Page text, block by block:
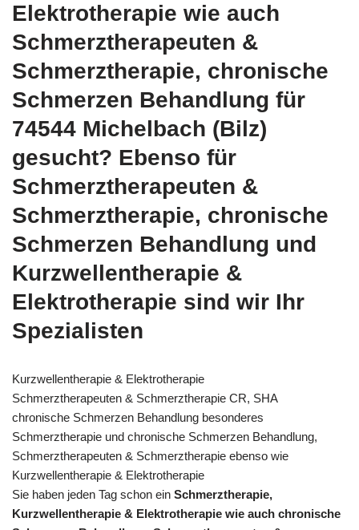
Elektrotherapie wie auch
Schmerztherapeuten &
Schmerztherapie, chronische
Schmerzen Behandlung für
74544 Michelbach (Bilz)
gesucht? Ebenso für
Schmerztherapeuten &
Schmerztherapie, chronische
Schmerzen Behandlung und
Kurzwellentherapie &
Elektrotherapie sind wir Ihr
Spezialisten
Kurzwellentherapie & Elektrotherapie
Schmerztherapeuten & Schmerztherapie CR, SHA
chronische Schmerzen Behandlung besonderes
Schmerztherapie und chronische Schmerzen Behandlung,
Schmerztherapeuten & Schmerztherapie ebenso wie
Kurzwellentherapie & Elektrotherapie
Sie haben jeden Tag schon ein Schmerztherapie,
Kurzwellentherapie & Elektrotherapie wie auch chronische